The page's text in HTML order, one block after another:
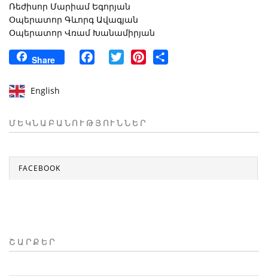
Ռեժիսոր Մարիամ Եգորյան
Օպերատոր Գևորգ Ավագյան
Օպերատոր Վռամ Խանամիրյան
Share FacebookTwitter Pinterest
English
ՄԵԿՆԱԲԱՆՈՒԹՅՈՒՆՆԵՐ
FACEBOOK
ՇԱՐՔԵՐ